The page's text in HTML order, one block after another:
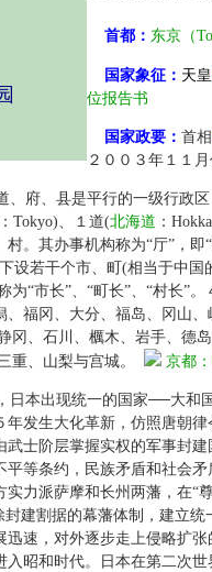
首都： 东京（
国家象征： 天皇
位报告书
国家政要： 首相
２００３年１１月
、府、县是平行的一级行政
Tokyo)、１道(北海道 ：
。其办事机构称为“厅”，即
设若干个市、町(相当于中国
为“市长”、“町长”、“村长”
、福冈、大分、福岛、冈山
冈、石川、櫔木、岩手、德
重、山梨与宫城。
京都
日本出现统一的国家──大和
年发生大化革新，仿照唐朝
士阶层掌握实权的军事封
平等条约，民族矛盾和社会
力派萨摩和长州两藩，在“
封建割据的幕藩体制，建立
迅速，对外逐步走上侵略扩
入昭和时代。日本在第二次